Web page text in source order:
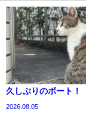
久しぶりのボート！
2026.08.05